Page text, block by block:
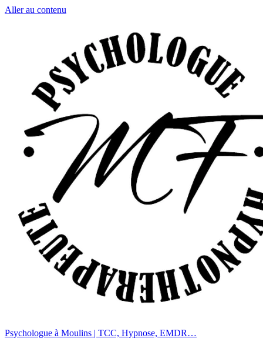
Aller au contenu
Psychologue à Moulins | TCC, Hypnose, EMDR…